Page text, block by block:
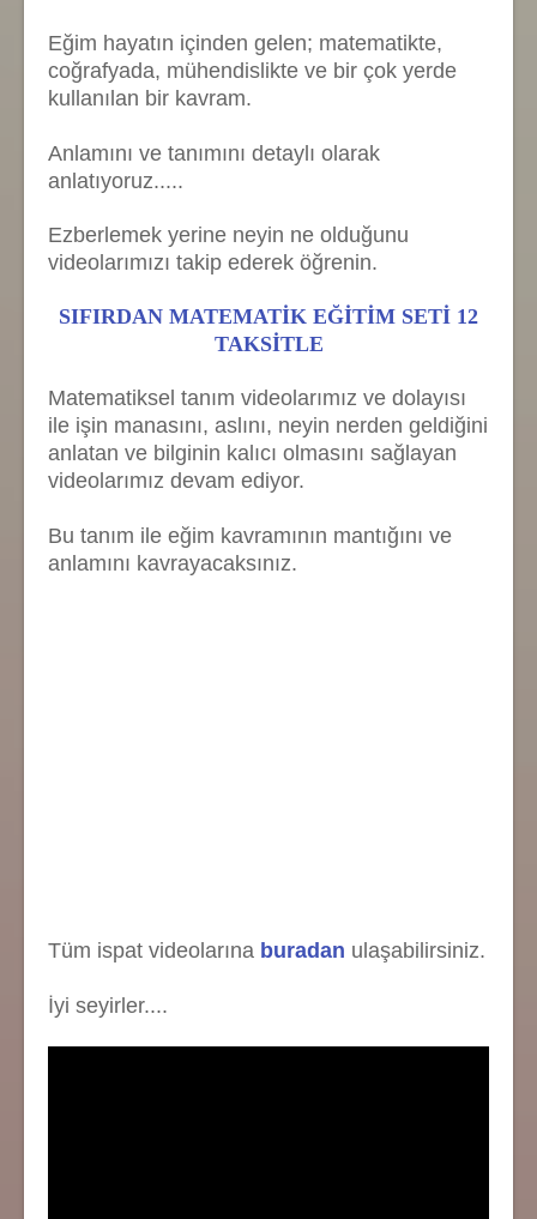
Eğim hayatın içinden gelen; matematikte,
coğrafyada, mühendislikte ve bir çok yerde
kullanılan bir kavram.
Anlamını ve tanımını detaylı olarak
anlatıyoruz.....
Ezberlemek yerine neyin ne olduğunu
videolarımızı takip ederek öğrenin.
SIFIRDAN MATEMATİK EĞİTİM SETİ 12
TAKSİTLE
Matematiksel tanım videolarımız ve dolayısı
ile işin manasını, aslını, neyin nerden geldiğini
anlatan ve bilginin kalıcı olmasını sağlayan
videolarımız devam ediyor.
Bu tanım ile eğim kavramının mantığını ve
anlamını kavrayacaksınız.
Tüm ispat videolarına buradan ulaşabilirsiniz.
İyi seyirler....